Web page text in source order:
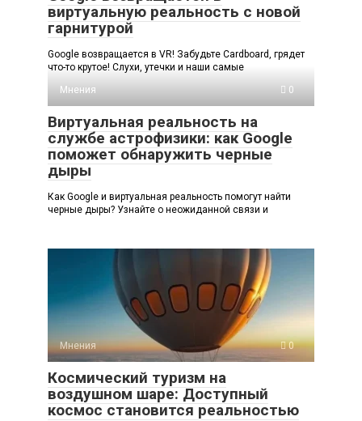
виртуальную реальность с новой
гарнитурой
Google возвращается в VR! Забудьте Cardboard, грядет
что-то крутое! Слухи, утечки и наши самые
Мнения
0
Виртуальная реальность на
службе астрофизики: как Google
поможет обнаружить черные
дыры
Как Google и виртуальная реальность помогут найти
черные дыры? Узнайте о неожиданной связи и
Мнения 0
Космический туризм на
воздушном шаре: Доступный
космос становится реальностью